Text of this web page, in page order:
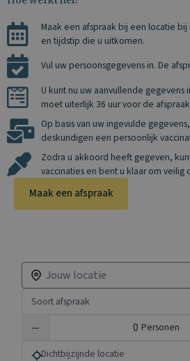
Maak een afspraak bij een locatie
en tijdstip die u uitkomen.
Vul uw persoonsgegevens in. De
U kunt nu uw aanvullende
moet uiterlijk 36 uur voor de
Op basis van uw ingevulde
deskundigen een persoonlijk
Zodra u akkoord heeft gegeven,
vaccinaties en bent u klaar om veilig
Maak een afspraak
Zoek een vaccinatiepunt
Soort afspraak
Personen
Dichtbijzijnde locatie